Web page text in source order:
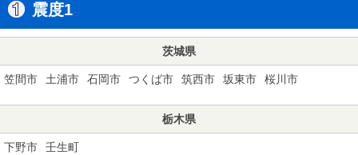
震度1
茨城県
笠間市 土浦市 石岡市 つくば市 筑西市 坂東市 桜川市
栃木県
下野市 壬生町